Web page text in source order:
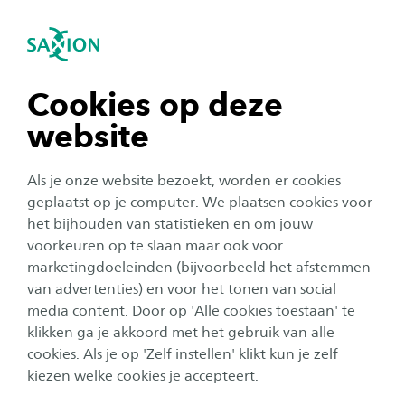
Cookies op deze
website
Als je onze website bezoekt, worden er cookies
geplaatst op je computer. We plaatsen cookies voor
het bijhouden van statistieken en om jouw
voorkeuren op te slaan maar ook voor
marketingdoeleinden (bijvoorbeeld het afstemmen
van advertenties) en voor het tonen van social
media content. Door op 'Alle cookies toestaan' te
klikken ga je akkoord met het gebruik van alle
cookies. Als je op 'Zelf instellen' klikt kun je zelf
kiezen welke cookies je accepteert.
Navigatie openen
tonen
tonen
tonen
tonen
sluiten
Erasmus+
Het Erasmus+ programma biedt allerlei
mogelijkheden om internationale kennis en
ervaring op te doen in zowel het buitenland als
bij je onderwijsinstelling. We moedigen Saxion
studenten en medewerkers aan deze kansen te
benutten.